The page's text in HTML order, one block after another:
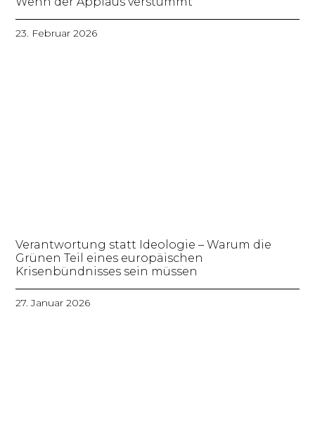
23. Februar 2026
Verantwortung statt Ideologie – Warum die
Grünen Teil eines europäischen
Krisenbündnisses sein müssen
27. Januar 2026